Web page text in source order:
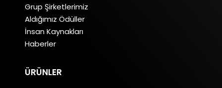
Grup Şirketlerimiz
Aldığımız Ödüller
İnsan Kaynakları
Haberler
ÜRÜNLER